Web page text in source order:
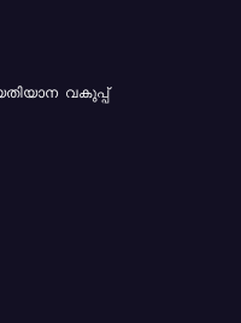
വകുപ്പ്